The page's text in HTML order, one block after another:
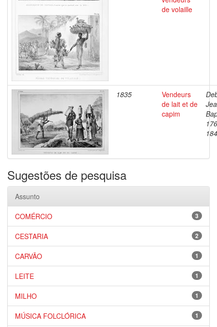
de volaille
1835
Vendeurs
de lait et de
capim
Sugestões de pesquisa
Assunto
3
COMÉRCIO
2
CESTARIA
1
CARVÃO
1
LEITE
1
MILHO
1
MÚSICA FOLCLÓRICA